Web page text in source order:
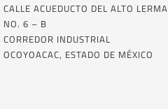
CALLE ACUEDUCTO DEL ALTO LERMA
NO. 6 – B
CORREDOR INDUSTRIAL
OCOYOACAC, ESTADO DE MÉXICO